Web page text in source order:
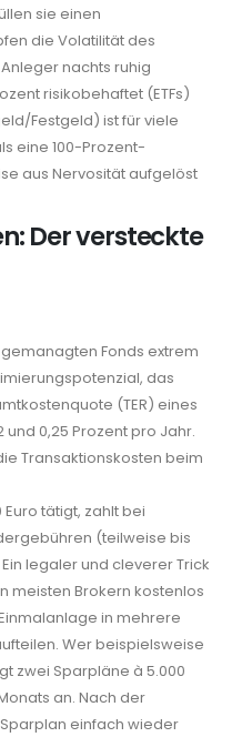
sie einen
die Volatilität des
nachts ruhig
risikobehaftet (ETFs)
Festgeld) ist für viele
eine 100-Prozent-
aus Nervosität aufgelöst
Der versteckte
gemanagten Fonds extrem
das
(TER) eines
und 0,25 Prozent pro Jahr.
Transaktionskosten beim
tätigt, zahlt bei
(teilweise bis
legaler und cleverer Trick
meisten Brokern kostenlos
in mehrere
Wer beispielsweise
zwei Sparpläne à 5.000
an. Nach der
einfach wieder